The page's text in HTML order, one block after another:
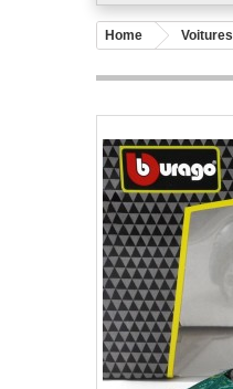
Home Voitures